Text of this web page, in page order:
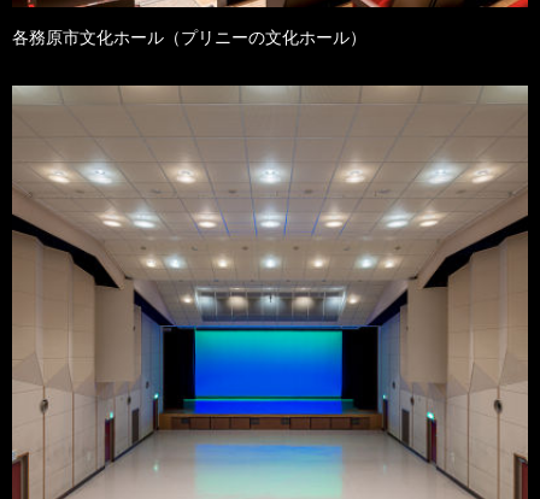
各務原市文化ホール（プリニーの文化ホール）